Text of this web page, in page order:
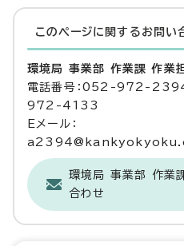
このページに関する お問い
環境局 事業部 作業課 作業
電話番号：052-972-
972-4133
Eメール：
環境局 事業部 作業
合わせ